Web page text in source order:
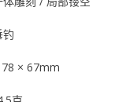
钓
× 67mm